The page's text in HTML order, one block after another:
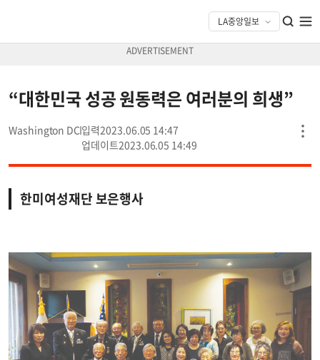
“대한민국 성공 원동력은 여러분의 희생”
Washington DC
2023.06.05 14:47
2023.06.05 14:49
한미여성재단 보은행사